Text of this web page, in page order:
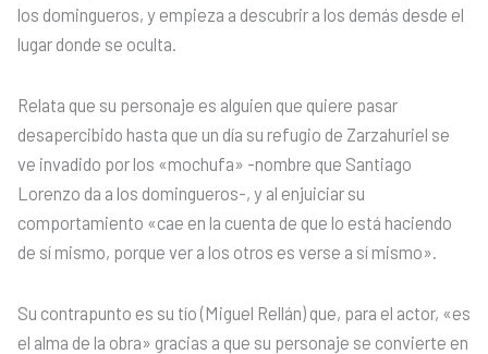
los domingueros, y empieza a descubrir a los demás desde el
lugar donde se oculta.
Relata que su personaje es alguien que quiere pasar
desapercibido hasta que un día su refugio de Zarzahuriel se
ve invadido por los «mochufa» -nombre que Santiago
Lorenzo da a los domingueros-, y al enjuiciar su
comportamiento «cae en la cuenta de que lo está haciendo
de sí mismo, porque ver a los otros es verse a sí mismo».
Su contrapunto es su tío (Miguel Rellán) que, para el actor, «es
el alma de la obra» gracias a que su personaje se convierte en